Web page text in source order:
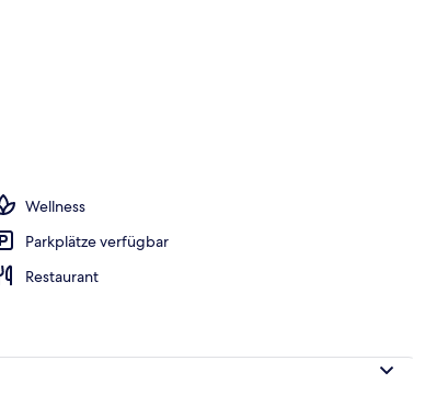
Wellness
Parkplätze verfügbar
Restaurant